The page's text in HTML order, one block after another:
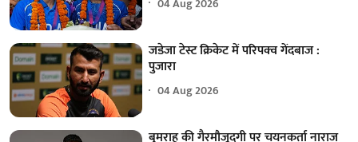
जडेजा टेस्ट क्रिकेट में परिपक्व गेंदबाज :
पुजारा
04 Aug 2026